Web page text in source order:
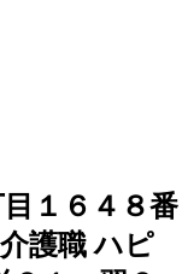
目１６４８番
護職 ハピ